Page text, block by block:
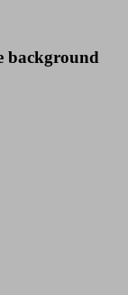
background